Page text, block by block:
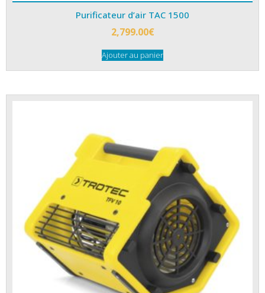
Purificateur d’air TAC 1500
2,799.00€
Ajouter au panier